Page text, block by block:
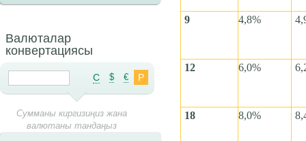
9 4,8%
12 6,0%
18 8,0%
Валюталар
конвертациясы
C $ € Р
Сумманы киргизиңиз жана
валютаны тандаңыз